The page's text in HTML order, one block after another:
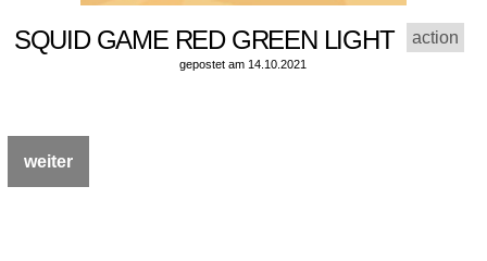
SQUID GAME RED GREEN LIGHT action
gepostet am 14.10.2021
weiter